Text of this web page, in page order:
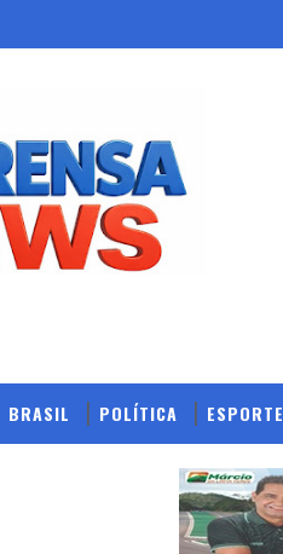
BRASIL POLÍTICA ESPORTE